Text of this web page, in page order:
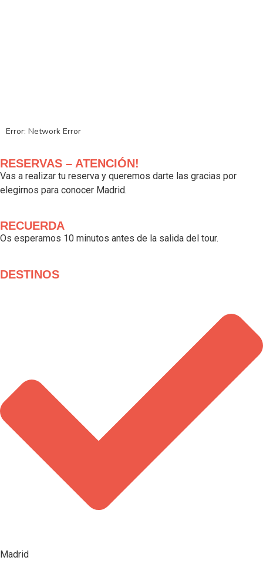
RESERVAS – ATENCIÓN!
Vas a realizar tu reserva y queremos darte las gracias por
elegirnos para conocer Madrid.
RECUERDA
Os esperamos 10 minutos antes de la salida del tour.
DESTINOS
Madrid